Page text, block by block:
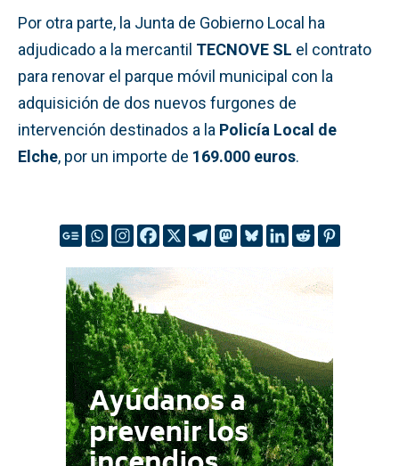
Por otra parte, la Junta de Gobierno Local ha
adjudicado a la mercantil TECNOVE SL el contrato
para renovar el parque móvil municipal con la
adquisición de dos nuevos furgones de
intervención destinados a la Policía Local de
Elche, por un importe de 169.000 euros.